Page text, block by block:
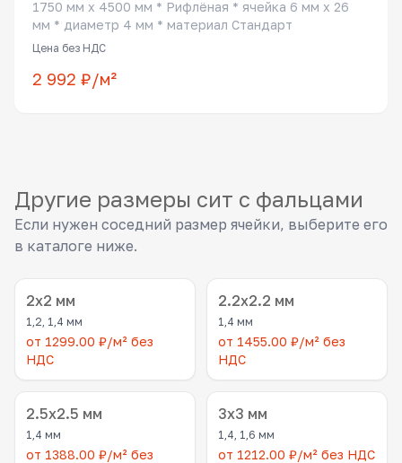
1750 мм x 4500 мм * Рифлёная * ячейка 6 мм x 26
мм * диаметр 4 мм * материал Стандарт
Цена без НДС
2 992 ₽/м²
Другие размеры сит с фальцами
Если нужен соседний размер ячейки, выберите его
в каталоге ниже.
2x2 мм
1,2, 1,4 мм
от 1299.00 ₽/м² без
НДС
2.2x2.2 мм
1,4 мм
от 1455.00 ₽/м² без
НДС
2.5x2.5 мм
1,4 мм
от 1388.00 ₽/м² без
3x3 мм
1,4, 1,6 мм
от 1212.00 ₽/м² без НДС